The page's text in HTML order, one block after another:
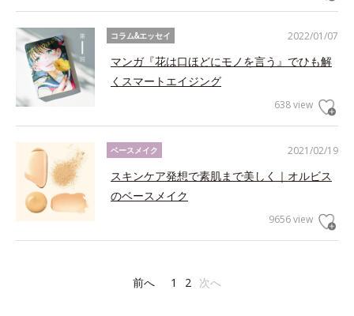
2022/01/07
コラム&エッセイ
マンガ『花は口ほどにモノを言う』でひも解
くスマートエイジング
638 view
2021/02/19
ベースメイク
スキンケア発想で素肌まで美しく｜オルビス
のベースメイク
9656 view
前へ 1 2 次へ